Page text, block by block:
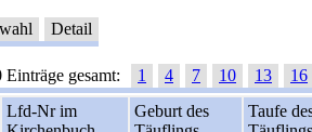
Detail
Einträge gesamt: 1 4 7 10 13
16
Lfd-Nr im
Geburt des
Taufe